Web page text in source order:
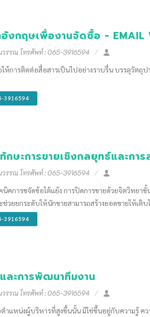
งกฤษเพื่องานจัดซื้อ - EMAIL
รรณ โทรศัพท์ : 065-3916594
ห้การติดต่อสื่อสารเป็นไปอย่างราบรื่น บรรลุวัตถุ
3916594
กษะการขายเชิงกลยุทธ์และก
รรณ โทรศัพท์ : 065-3916594
คการขจัดข้อโต้แย้ง การปิดการขายด้วยจิตวิทยา
วยยกระดับให้นักขายสามารถสร้างยอดขายให้เติบ
3916594
ละการพัฒนาทีมงาน
รรณ โทรศัพท์ : 065-3916594
ำแหน่งผู้บริหารที่สูงขึ้นนั้น มิใช่ขึ้นอยู่กับความรู้ ค